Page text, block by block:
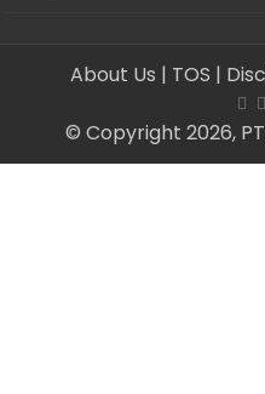
About Us | TOS |
© Copyright 2026,